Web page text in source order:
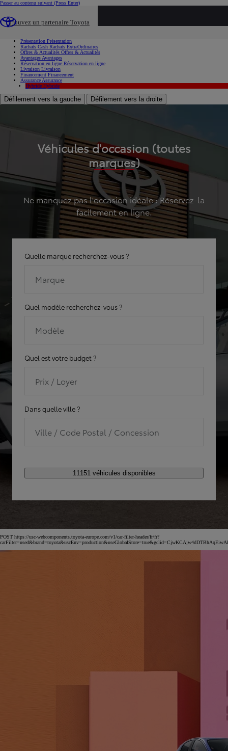
Passer au contenu suivant (Press Enter)
Trouvez un partenaire Toyota
Présentation Présentation
Rachats Cash Rachats ExtraOrdinaires
Offres & Actualités Offres & Actualités
Avantages Avantages
Réservation en ligne Réservation en ligne
Livraison Livraison
Financement Financement
Assurance Assurance
Hybride Hybride
Défilement vers la gauche Défilement vers la droite
Véhicules d'occasion (toutes
marques)
Ne manquez pas l'occasion idéale : Réservez-la
facilement en ligne.
Quelle marque recherchez-vous ?
Marque
Quel modèle recherchez-vous ?
Modèle
Quel est votre budget ?
Prix / Loyer
Dans quelle ville ?
Ville / Code Postal / Concession
11151 véhicules disponibles
POST https://usc-webcomponents.toyota-europe.com/v1/car-filter-header/fr/fr?